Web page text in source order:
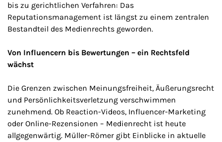
bis zu gerichtlichen Verfahren: Das
Reputationsmanagement ist längst zu einem zentralen
Bestandteil des Medienrechts geworden.
Von Influencern bis Bewertungen – ein Rechtsfeld
wächst
Die Grenzen zwischen Meinungsfreiheit, Äußerungsrecht
und Persönlichkeitsverletzung verschwimmen
zunehmend. Ob Reaction-Videos, Influencer-Marketing
oder Online-Rezensionen – Medienrecht ist heute
allgegenwärtig. Müller-Römer gibt Einblicke in aktuelle